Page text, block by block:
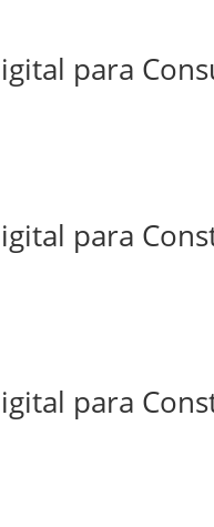
para
para
para